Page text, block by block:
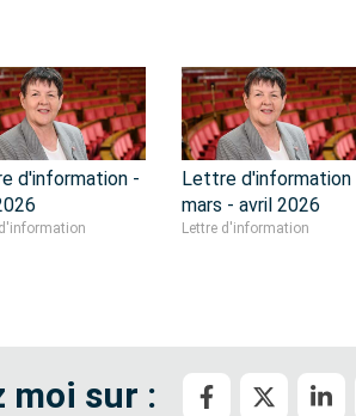
d'information -
Lettre d'information
mars - avril 2026
Lettre d'information
moi sur :